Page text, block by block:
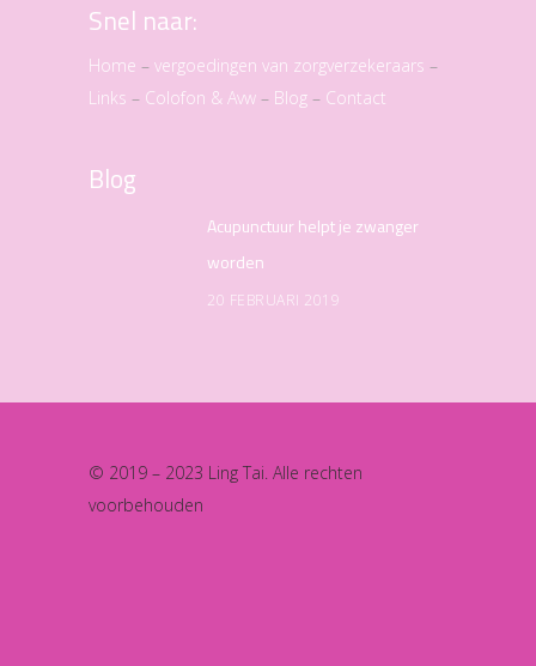
Snel naar:
Home – vergoedingen van zorgverzekeraars –
Links – Colofon & Avw – Blog – Contact
Blog
Acupunctuur helpt je zwanger
worden
20 FEBRUARI 2019
© 2019 – 2023 Ling Tai. Alle rechten
voorbehouden